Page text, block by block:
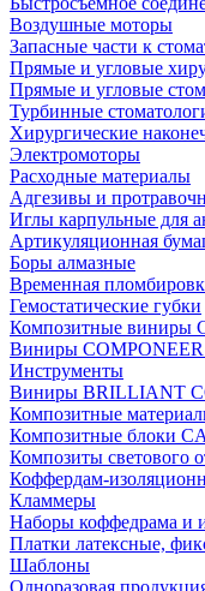
Воздушные моторы
Запасные части к
Прямые и угловые
Прямые и угловые
Турбинные
Хирургические
Электромоторы
Расходные материалы
Адгезивы и
Иглы карпульные для
Артикуляционная
Боры алмазные
Временная
Гемостатические губки
Композитные виниры
Виниры COMPONEER
Инструменты
Виниры BRILLIANT
Композитные
Композитные блоки
Композиты светового
Коффердам-
Кламмеры
Наборы коффедрама и
Платки латексные,
Шаблоны
Одноразовая